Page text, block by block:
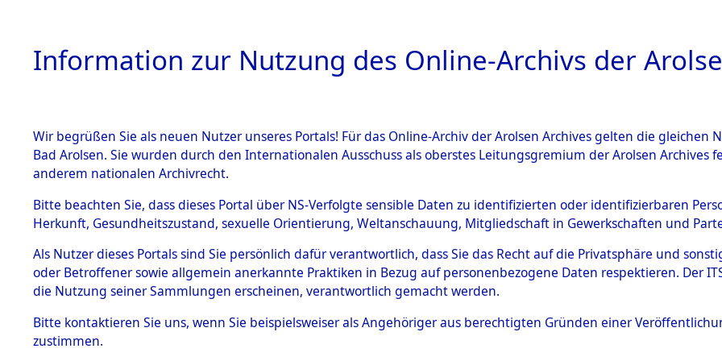
HOME BESTANDSBESCHREIBUNG ARCHIVALE ÜBERSICHT BILD
BESTÄNDE
Inhaftierungsdoku
mente
1.2.9 Beim ITS
verwahrte
1.2.9.1
Effekten aus
0003 (108004217)
0003 (108004217)
Person CARIS,
Information zur Nutzung des Online-Archivs der
Wir begrüßen Sie als neuen Nutzer unseres Portals! Für das Online-Archiv der Arolsen Archives gelten die
Bad Arolsen. Sie wurden durch den Internationalen Ausschuss als oberstes Leitungsgremium der Arolsen
anderem nationalen Archivrecht.
Bitte beachten Sie, dass dieses Portal über NS-Verfolgte sensible Daten zu identifizierten oder identifizierbaren
Herkunft, Gesundheitszustand, sexuelle Orientierung, Weltanschauung, Mitgliedschaft in Gewerkschaften und
Als Nutzer dieses Portals sind Sie persönlich dafür verantwortlich, dass Sie das Recht auf die Privatsphäre und
oder Betroffener sowie allgemein anerkannte Praktiken in Bezug auf personenbezogene Daten respektieren. Der
die Nutzung seiner Sammlungen erscheinen, verantwortlich gemacht werden.
Bitte kontaktieren Sie uns, wenn Sie beispielsweiser als Angehöriger aus berechtigten Gründen einer
zustimmen.